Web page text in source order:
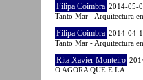
Filipa Coimbra 2014-05-
Tanto Mar - Arquitectura
Filipa Coimbra 2014-04-
Tanto Mar - Arquitectura
Rita Xavier Monteiro
O AGORA QUE É LÁ